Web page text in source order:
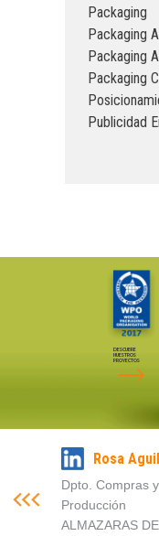
Packaging
Packaging
Packaging
Packaging
Publicidad
DESCUBRE
NUESTROS
PROYECTOS
Rosa
Dpto. Compras y
Producción
ALMAZARAS